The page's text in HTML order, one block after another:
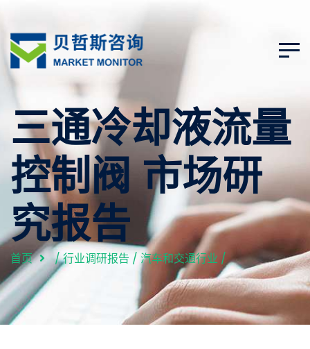
三通冷却液流量
控制阀 市场研
究报告
首页 /行业调研报告 / 汽车和交通行业 /